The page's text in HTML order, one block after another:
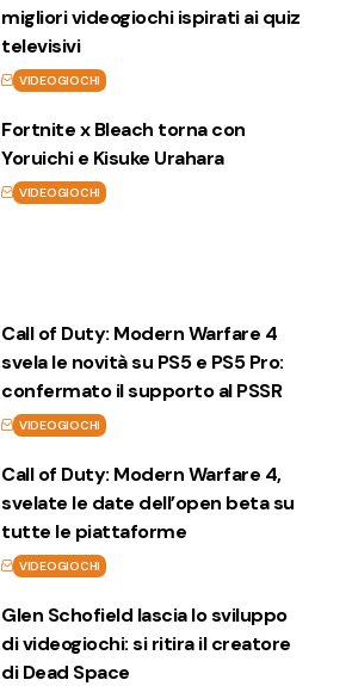
migliori videogiochi ispirati ai quiz
televisivi
VIDEOGIOCHI
Fortnite x Bleach torna con
Yoruichi e Kisuke Urahara
VIDEOGIOCHI
Call of Duty: Modern Warfare 4
svela le novità su PS5 e PS5 Pro:
confermato il supporto al PSSR
VIDEOGIOCHI
Call of Duty: Modern Warfare 4,
svelate le date dell’open beta su
tutte le piattaforme
VIDEOGIOCHI
Glen Schofield lascia lo sviluppo
di videogiochi: si ritira il creatore
di Dead Space